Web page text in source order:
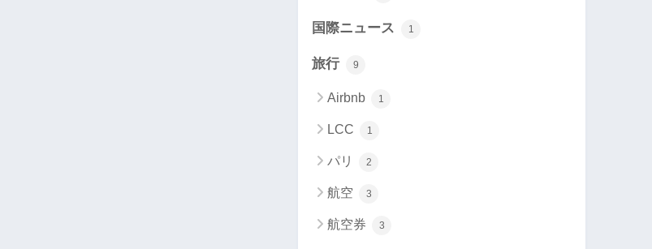
国際ニュース 1
旅行 9
Airbnb 1
LCC 1
パリ 2
航空 3
航空券 3